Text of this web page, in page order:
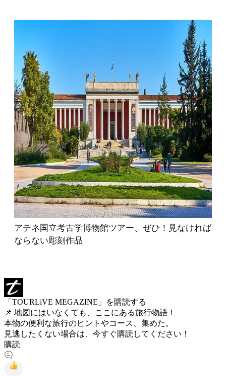
アテネ国立考古学博物館ツアー、ぜひ！見なければ
ならない彫刻作品
「TOURLiVE MEGAZINE」を購読する
📌 地図にはいなくても、ここにある旅行物語！
本物の便利な旅行のヒントやコース、集めた。
見逃したくない場合は、今すぐ購読してください！
購読